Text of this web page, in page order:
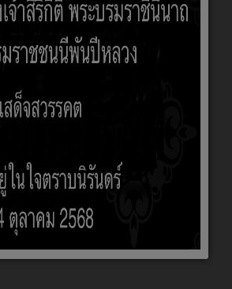
กองค์การบริหารส่วนตำบลโคกสว่าง
ายกองค์การบริหารส่วนตำบลโคกสว่าง
องนายกองค์การบริหารส่วนตำบลโคกสว่าง